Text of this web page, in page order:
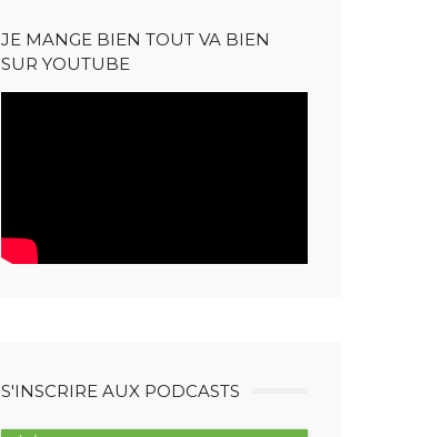
JE MANGE BIEN TOUT VA BIEN
SUR YOUTUBE
S'INSCRIRE AUX PODCASTS